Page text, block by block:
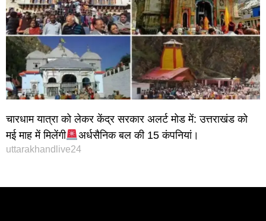
चारधाम यात्रा को लेकर केंद्र सरकार अलर्ट मोड में: उत्तराखंड को
मई माह में मिलेंगी
अर्धसैनिक बल की 15 कंपनियां।
uttarakhandlive24